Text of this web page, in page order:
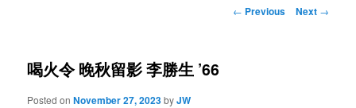
Post
← Previous Next →
喝火令 晚秋留影 李勝生 ’66
Posted onNovember 27, 2023byJW